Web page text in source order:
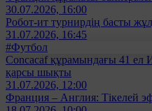
30.07.2026, 16:00
Робот-ит турнирдің басты
31.07.2026, 16:45
#Футбол
Concacaf құрамындағы 41 ел
қарсы шықты
31.07.2026, 12:00
Франция – Англия: Тікелей